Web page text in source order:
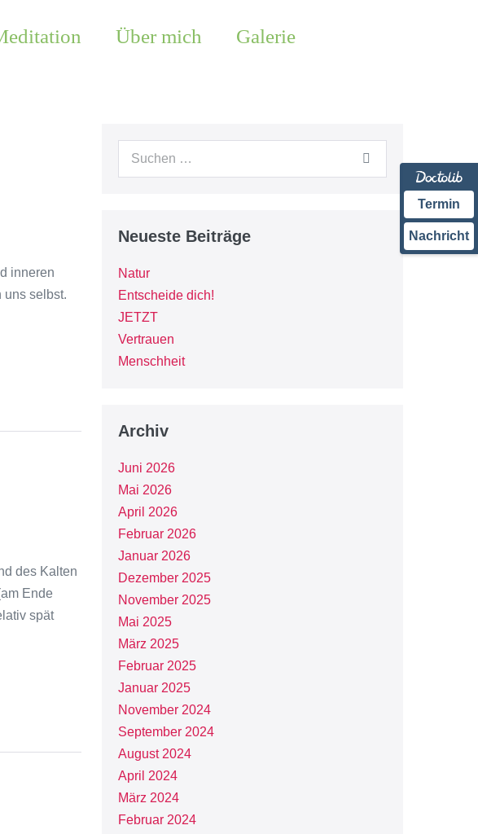
Über mich Galerie
inneren
uns selbst.
des Kalten
Ende
spät
Neueste Beiträge
Natur
Entscheide dich!
JETZT
Vertrauen
Menschheit
Archiv
Juni 2026
Mai 2026
April 2026
Februar 2026
Januar 2026
Dezember 2025
November 2025
Mai 2025
März 2025
Februar 2025
Januar 2025
November 2024
September 2024
August 2024
April 2024
März 2024
Februar 2024
Termin
Nachricht